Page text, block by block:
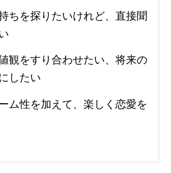
ちを探りたいけれど、直接聞
観をすり合わせたい、将来の
したい
ム性を加えて、楽しく恋愛を